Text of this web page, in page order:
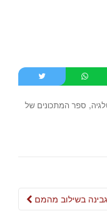
, ספר המתכונים של
Post
גבינה בשילוב מהמם